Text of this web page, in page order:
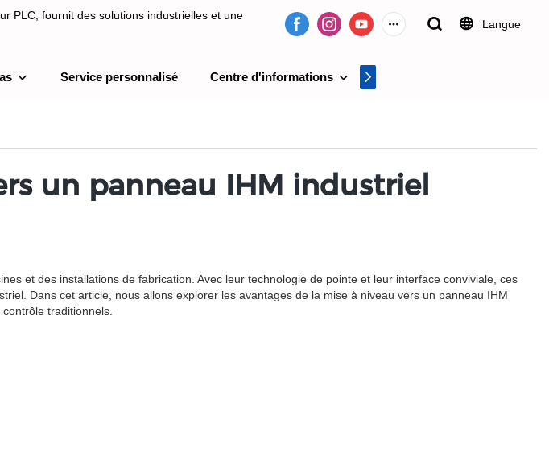
PLC, fournit des solutions industrielles et une
Langue
Service personnalisé Centre d'informations
un panneau IHM industriel
et des installations de fabrication. Avec leur technologie de pointe et leur interface conviviale, ces
Dans cet article, nous allons explorer les avantages de la mise à niveau vers un panneau IHM
traditionnels.